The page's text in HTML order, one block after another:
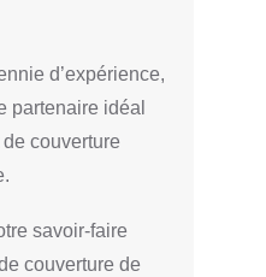
d’expérience,
partenaire idéal
couverture
savoir-faire
couverture de